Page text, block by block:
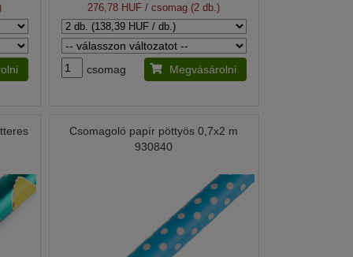
276,78 HUF / csomag (2 db.)
csomag Megvásárolni
Csomagoló papír pöttyös 0,7x2 m
930840